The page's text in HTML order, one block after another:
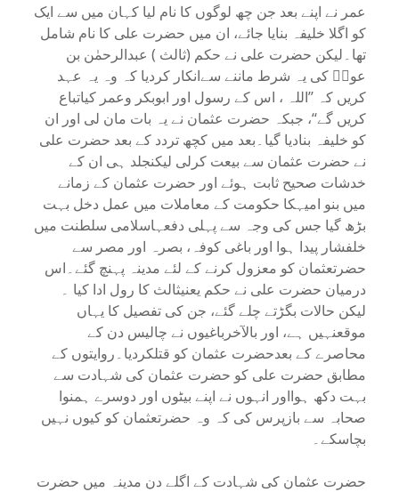
عمر نے اپنے بعد جن چھ لوگوں کا نام لیا کہان میں سے ایک
کو اگلا خلیفہ بنایا جائے، ان میں حضرت علی کا نام شامل
تھا۔لیکن حضرت علی نے حکم (ثالث ) عبدالرحمٰن بن
عوفؓ کی یہ شرط ماننے سےانکار کردیا کہ وہ یہ عہد
کریں کہ ’’اللہ ، اس کے رسول اور ابوبکر وعمر کیاتباع
کریں گے‘‘، جبکہ حضرت عثمان نے یہ بات مان لی اور ان
کو خلیفہ بنادیا گیا۔بعد میں کچھ تردد کے بعد حضرت علی
نے حضرت عثمان سے بیعت کرلی لیکنجلد ہی ان کے
خدشات صحیح ثابت ہوئے اور حضرت عثمان کے زمانے
میں بنو امیہکا حکومت کے معاملات میں عمل دخل بہت
بڑھ گیا جس کی وجہ سے پہلی دفعہاسلامی سلطنت میں
خلفشار پیدا ہوا اور باغی کوفہ، بصرہ اور مصر سے
حضرتعثمان کو معزول کرنے کے لئے مدینہ پہنچ گئے۔اس
درمیان حضرت علی نے حکم یعنیثالث کا رول ادا کیا ۔
لیکن حالات بگڑتے چلے گئے، جن کی تفصیل کا یہاں
موقعنہیں ہے، اور بالآخرباغیوں نے چالیس دن کے
محاصرے کے بعدحضرت عثمان کو قتلکردیا۔روایتوں کے
مطابق حضرت علی کو حضرت عثمان کی شہادت سے
بہت دکھ ہوااور انہوں نے اپنے بیٹوں اور دوسرے ہمنوا
صحابہ سے بازپرس کی کہ وہ حضرتعثمان کو کیوں نہیں
بچاسکے۔
حضرت عثمان کی شہادت کے اگلے دن مدینہ میں حضرت